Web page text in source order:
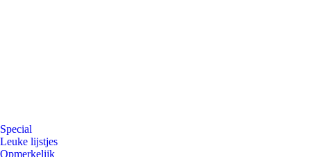
Special
Leuke lijstjes
Opmerkelijk